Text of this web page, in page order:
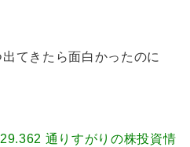
てきたら面白かったのに
通りすがりの株投資情